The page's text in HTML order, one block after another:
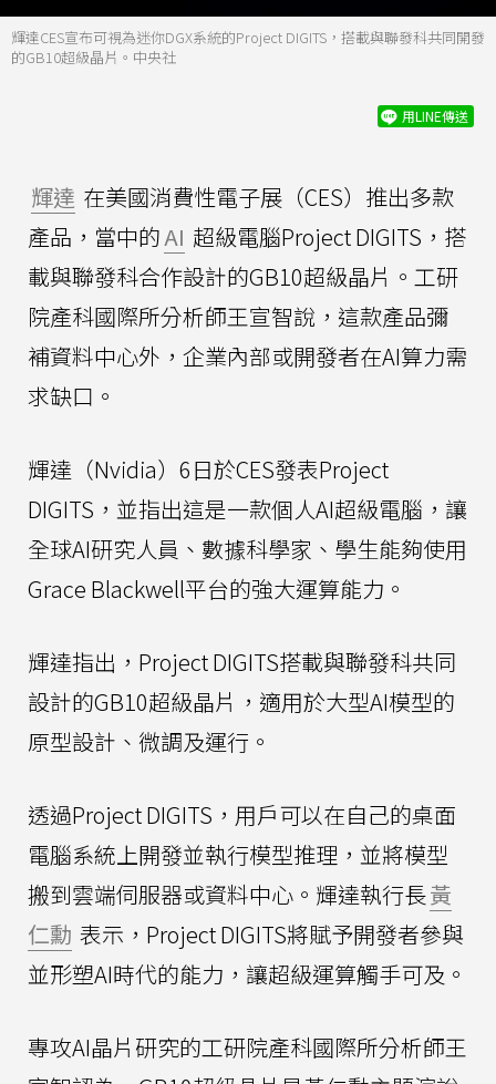
輝達CES宣布可視為迷你DGX系統的Project DIGITS，搭載與聯發科共同開發
的GB10超級晶片。中央社
用LINE傳送
輝達 在美國消費性電子展（CES）推出多款
產品，當中的AI 超級電腦Project DIGITS，搭
載與聯發科合作設計的GB10超級晶片。工研
院產科國際所分析師王宣智說，這款產品彌
補資料中心外，企業內部或開發者在AI算力需
求缺口。
輝達（Nvidia）6日於CES發表Project
DIGITS，並指出這是一款個人AI超級電腦，讓
全球AI研究人員、數據科學家、學生能夠使用
Grace Blackwell平台的強大運算能力。
輝達指出，Project DIGITS搭載與聯發科共同
設計的GB10超級晶片，適用於大型AI模型的
原型設計、微調及運行。
透過Project DIGITS，用戶可以在自己的桌面
電腦系統上開發並執行模型推理，並將模型
搬到雲端伺服器或資料中心。輝達執行長黃
仁勳 表示，Project DIGITS將賦予開發者參與
並形塑AI時代的能力，讓超級運算觸手可及。
專攻AI晶片研究的工研院產科國際所分析師王